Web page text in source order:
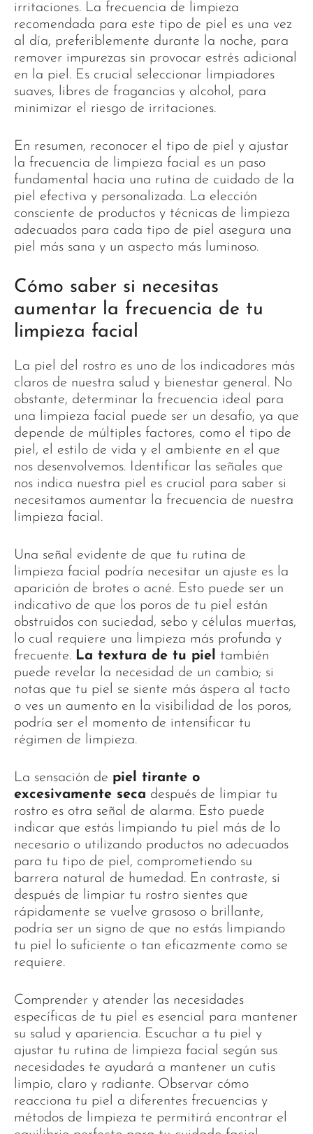
irritaciones. La frecuencia de limpieza
recomendada para este tipo de piel es una vez
al día, preferiblemente durante la noche, para
remover impurezas sin provocar estrés adicional
en la piel. Es crucial seleccionar limpiadores
suaves, libres de fragancias y alcohol, para
minimizar el riesgo de irritaciones.
En resumen, reconocer el tipo de piel y ajustar
la frecuencia de limpieza facial es un paso
fundamental hacia una rutina de cuidado de la
piel efectiva y personalizada. La elección
consciente de productos y técnicas de limpieza
adecuados para cada tipo de piel asegura una
piel más sana y un aspecto más luminoso.
Cómo saber si necesitas
aumentar la frecuencia de tu
limpieza facial
La piel del rostro es uno de los indicadores más
claros de nuestra salud y bienestar general. No
obstante, determinar la frecuencia ideal para
una limpieza facial puede ser un desafío, ya que
depende de múltiples factores, como el tipo de
piel, el estilo de vida y el ambiente en el que
nos desenvolvemos. Identificar las señales que
nos indica nuestra piel es crucial para saber si
necesitamos aumentar la frecuencia de nuestra
limpieza facial.
Una señal evidente de que tu rutina de
limpieza facial podría necesitar un ajuste es la
aparición de brotes o acné. Esto puede ser un
indicativo de que los poros de tu piel están
obstruidos con suciedad, sebo y células muertas,
lo cual requiere una limpieza más profunda y
frecuente. La textura de tu piel
también
puede revelar la necesidad de un cambio; si
notas que tu piel se siente más áspera al tacto
o ves un aumento en la visibilidad de los poros,
podría ser el momento de intensificar tu
régimen de limpieza.
La sensación de piel tirante o
excesivamente seca después de limpiar tu
rostro es otra señal de alarma. Esto puede
indicar que estás limpiando tu piel más de lo
necesario o utilizando productos no adecuados
para tu tipo de piel, comprometiendo su
barrera natural de humedad. En contraste, si
después de limpiar tu rostro sientes que
rápidamente se vuelve grasoso o brillante,
podría ser un signo de que no estás limpiando
tu piel lo suficiente o tan eficazmente como se
requiere.
Comprender y atender las necesidades
específicas de tu piel es esencial para mantener
su salud y apariencia. Escuchar a tu piel y
ajustar tu rutina de limpieza facial según sus
necesidades te ayudará a mantener un cutis
limpio, claro y radiante. Observar cómo
reacciona tu piel a diferentes frecuencias y
métodos de limpieza te permitirá encontrar el